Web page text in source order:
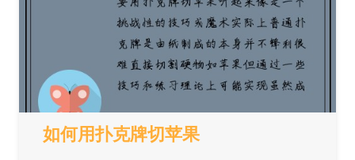
如何用扑克牌切苹果